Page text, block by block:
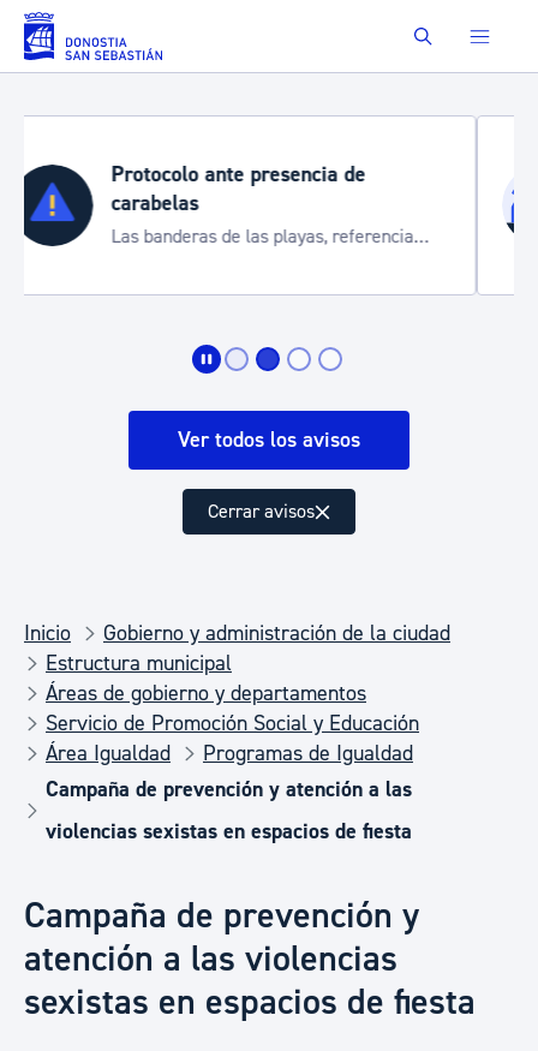
Saltar al contenido principal Buscar
Semana Grande 2026
Cortes de tráfico y servicios especiales
de transporte
Ver todos los avisos
Cerrar avisos
Inicio
Gobierno y administración de la ciudad
Estructura municipal
Áreas de gobierno y departamentos
Servicio de Promoción Social y Educación
Área Igualdad
Programas de Igualdad
Campaña de prevención y atención a las
violencias sexistas en espacios de fiesta
Campaña de prevención y
atención a las violencias
sexistas en espacios de fiesta